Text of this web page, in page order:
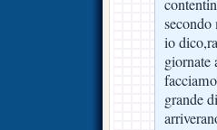
io
giornate
grande